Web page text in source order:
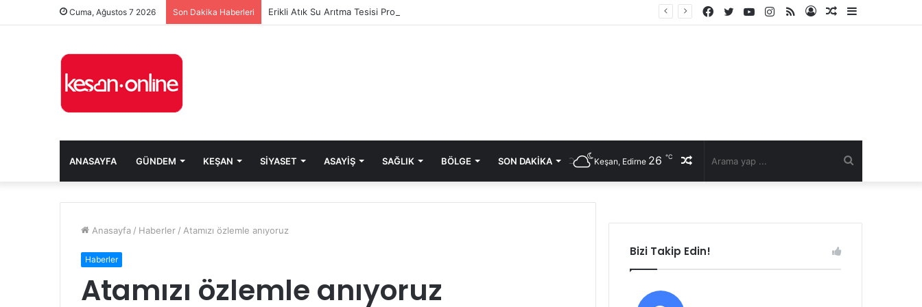
Cuma, Ağustos 7 2026 Son Dakika Haberleri Erikli Atık Su Arıtma Tesisi Projesi’ne Cumhurbaşkanlığı onayı
Rastgele
Kayıt
RSS
Instagram
YouTube
Twitter
Facebook
ANASAYFA GÜNDEM KEŞAN SIYASET ASAYIŞ SAĞLIK BÖLGE SON DAKIKA Rastgele
Keşan, Edirne 26 ℃
Anasayfa / Haberler / Atamızı özlemle anıyoruz
Haberler
Atamızı özlemle anıyoruz
Bizi Takip Edin!